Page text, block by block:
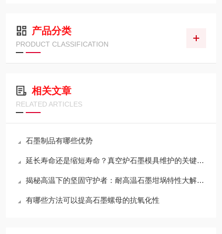
产品分类
PRODUCT CLASSIFICATION
相关文章
RELATED ARTICLES
石墨制品有哪些优势
延长寿命还是缩短寿命？真空炉石墨模具维护的关键决策
揭秘高温下的坚固守护者：耐高温石墨坩埚特性大解析！
有哪些方法可以提高石墨螺母的抗氧化性